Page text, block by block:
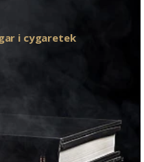
i cygaretek